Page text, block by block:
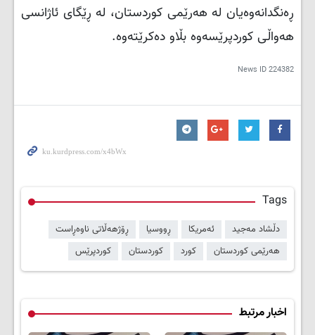
ڕەنگدانەوەیان لە هەرێمی کوردستان، لە ڕێگای ئاژانسی
هەواڵی کوردپرێسەوە بڵاو دەکرێتەوە.
News ID224382
Tags
دڵشاد مەجید ئەمریکا ڕووسیا
ڕۆژهەڵاتی ناوەڕاست
هەرێمی کوردستان
کورد کوردستان کوردپرێس
اخبار مرتبط